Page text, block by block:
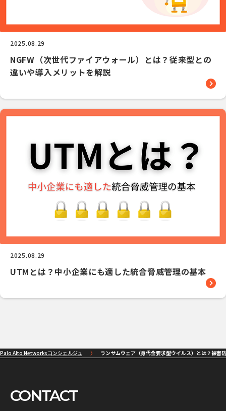
2025.08.29
NGFW（次世代ファイアウォール）とは？従来型との
違いや導入メリットを解説
2025.08.29
UTMとは？中小企業にも適した統合脅威管理の基本
Palo Alto Networksコンシェルジュ ランサムウェア（身代金要求型ウイルス）とは？被害
CONTACT